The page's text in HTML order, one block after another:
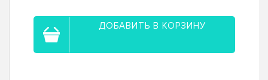
ДОБАВИТЬ В КОРЗИНУ